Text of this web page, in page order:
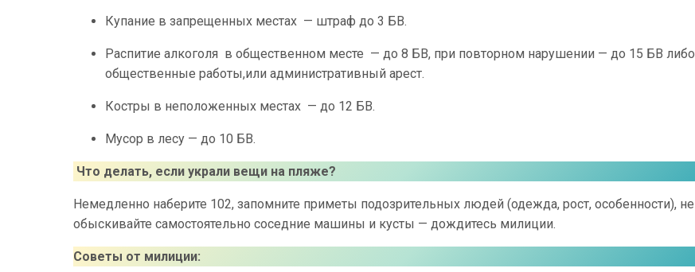
Купание в запрещенных местах — штраф до 3 БВ.
Распитие алкоголя в общественном месте — до 8 БВ, при повторном нарушении — до 15 БВ либо
общественные работы,или административный арест.
Костры в неположенных местах — до 12 БВ.
Мусор в лесу — до 10 БВ.
Что делать, если украли вещи на пляже?
Немедленно наберите 102, запомните приметы подозрительных людей (одежда, рост, особенности), не
обыскивайте самостоятельно соседние машины и кусты — дождитесь милиции.
Советы от милиции: